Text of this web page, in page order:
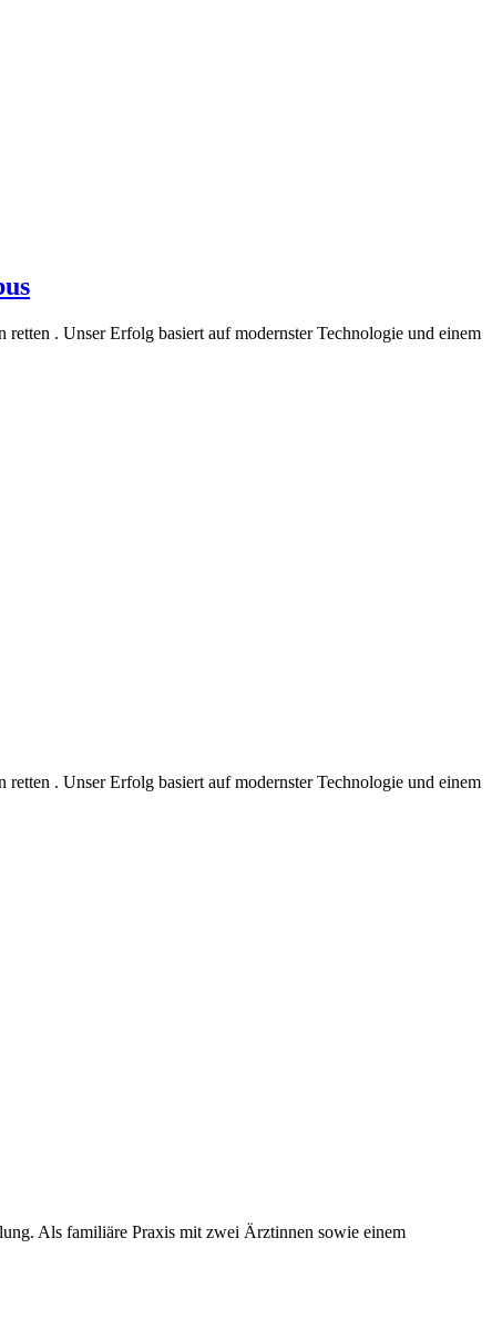
. Unser Erfolg basiert auf modernster Technologie und einem
. Unser Erfolg basiert auf modernster Technologie und einem
Als familiäre Praxis mit zwei Ärztinnen sowie einem